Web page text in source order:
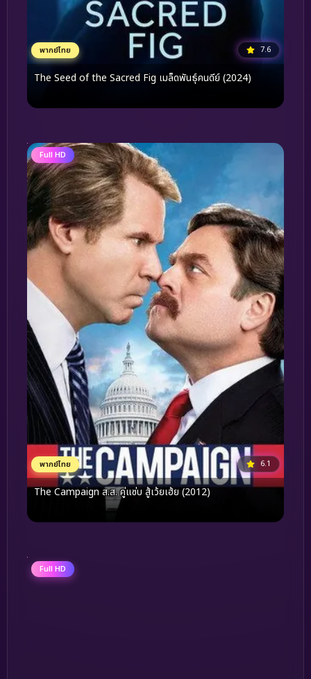
พากย์ไทย 7.6
The Seed of the Sacred Fig เมล็ดพันธุ์คนดีย์ (2024)
Full HD
พากย์ไทย 6.1
The Campaign ส.ส. คู่แซ่บ สู้เว้ยเฮ้ย (2012)
Full HD